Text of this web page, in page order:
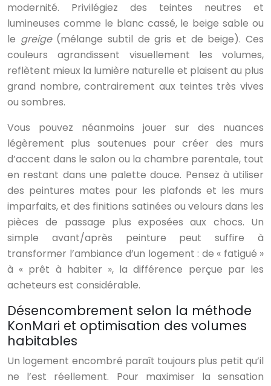
modernité. Privilégiez des teintes neutres et
lumineuses comme le blanc cassé, le beige sable ou
le greige(mélange subtil de gris et de beige). Ces
couleurs agrandissent visuellement les volumes,
reflètent mieux la lumière naturelle et plaisent au plus
grand nombre, contrairement aux teintes très vives
ou sombres.
Vous pouvez néanmoins jouer sur des nuances
légèrement plus soutenues pour créer des murs
d’accent dans le salon ou la chambre parentale, tout
en restant dans une palette douce. Pensez à utiliser
des peintures mates pour les plafonds et les murs
imparfaits, et des finitions satinées ou velours dans les
pièces de passage plus exposées aux chocs. Un
simple avant/après peinture peut suffire à
transformer l’ambiance d’un logement : de « fatigué »
à « prêt à habiter », la différence perçue par les
acheteurs est considérable.
Désencombrement selon la méthode
KonMari et optimisation des volumes
habitables
Un logement encombré paraît toujours plus petit qu’il
ne l’est réellement. Pour maximiser la sensation